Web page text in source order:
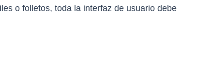
o folletos, toda la interfaz de usuario debe